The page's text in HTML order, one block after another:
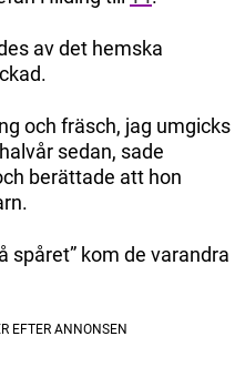
av det hemska
och fräsch, jag umgicks
sedan, sade
berättade att hon
spåret” kom de varandra